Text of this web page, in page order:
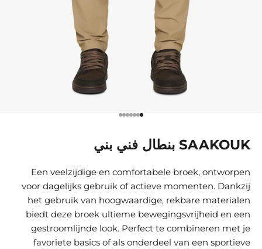
الانتقال إلى العنصر 1
الانتقال إلى العنصر 2
الانتقال إلى العنصر 3
الانتقال إلى العنصر 4
الانتقال إلى العنصر 5
الانتقال إلى العنصر 6
الانتقال إلى العنصر 7
SAAKOUK بنطال فني بني
Een veelzijdige en comfortabele broek, ontworpen
voor dagelijks gebruik of actieve momenten. Dankzij
het gebruik van hoogwaardige, rekbare materialen
biedt deze broek ultieme bewegingsvrijheid en een
gestroomlijnde look. Perfect te combineren met je
favoriete basics of als onderdeel van een sportieve